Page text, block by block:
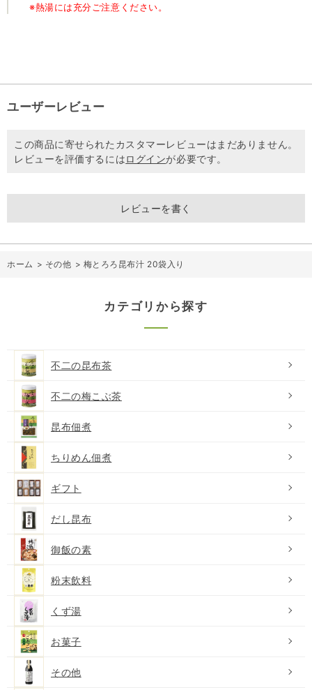
※熱湯には充分ご注意ください。
ユーザーレビュー
この商品に寄せられたカスタマーレビューはまだありません。
レビューを評価するにはログインが必要です。
レビューを書く
ホーム > その他 > 梅とろろ昆布汁 20袋入り
カテゴリから探す
不二の昆布茶
不二の梅こぶ茶
昆布佃煮
ちりめん佃煮
ギフト
だし昆布
御飯の素
粉末飲料
くず湯
お菓子
その他